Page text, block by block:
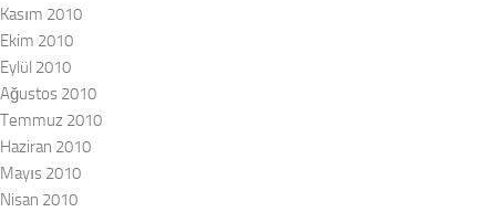
Kasım 2010
Ekim 2010
Eylül 2010
Ağustos 2010
Temmuz 2010
Haziran 2010
Mayıs 2010
Nisan 2010